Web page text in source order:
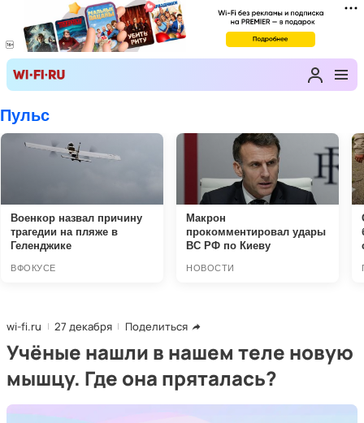
wi-fi.ru 27 декабря Поделиться
Учёные нашли в нашем теле новую
мышцу. Где она пряталась?